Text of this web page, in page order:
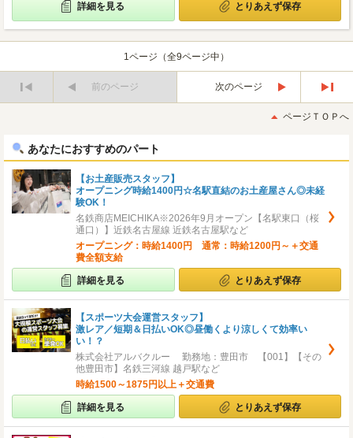
詳細を見る とりあえず保存
1ページ（全9ページ中）
前のページ
次のページ
後
ページＴＯＰへ
あなたにおすすめのパート
【お土産販売スタッフ】
オープニング時給1400円☆名駅直結のお土産屋さん◎未経
験OK！
名鉄商店MEICHIKA※2026年9月オープン【名駅東口（桜
通口）】近鉄名古屋線 近鉄名古屋駅など
オープニング：時給1400円 通常：時給1200円～＋交通
費全額支給
詳細を見る とりあえず保存
【スポーツ大会運営スタッフ】
激レア／短期＆日払いOK◎昼働くより涼しくて効率い
い！？
株式会社アルバクルー 勤務地：豊田市 【001】【その
他豊田市】名鉄三河線 越戸駅など
時給1500～1875円以上＋交通費
詳細を見る とりあえず保存